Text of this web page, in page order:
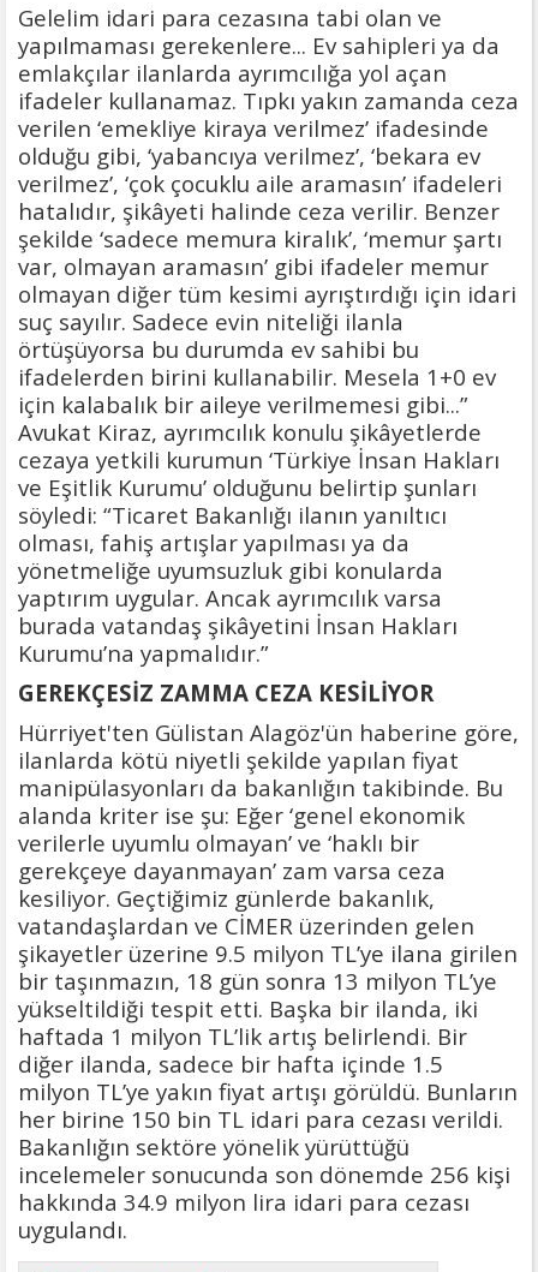
Gelelim idari para cezasına tabi olan ve
yapılmaması gerekenlere... Ev sahipleri ya da
emlakçılar ilanlarda ayrımcılığa yol açan
ifadeler kullanamaz. Tıpkı yakın zamanda ceza
verilen ‘emekliye kiraya verilmez’ ifadesinde
olduğu gibi, ‘yabancıya verilmez’, ‘bekara ev
verilmez’, ‘çok çocuklu aile aramasın’ ifadeleri
hatalıdır, şikâyeti halinde ceza verilir. Benzer
şekilde ‘sadece memura kiralık’, ‘memur şartı
var, olmayan aramasın’ gibi ifadeler memur
olmayan diğer tüm kesimi ayrıştırdığı için idari
suç sayılır. Sadece evin niteliği ilanla
örtüşüyorsa bu durumda ev sahibi bu
ifadelerden birini kullanabilir. Mesela 1+0 ev
için kalabalık bir aileye verilmemesi gibi...”
Avukat Kiraz, ayrımcılık konulu şikâyetlerde
cezaya yetkili kurumun ‘Türkiye İnsan Hakları
ve Eşitlik Kurumu’ olduğunu belirtip şunları
söyledi: “Ticaret Bakanlığı ilanın yanıltıcı
olması, fahiş artışlar yapılması ya da
yönetmeliğe uyumsuzluk gibi konularda
yaptırım uygular. Ancak ayrımcılık varsa
burada vatandaş şikâyetini İnsan Hakları
Kurumu’na yapmalıdır.”
GEREKÇESİZ ZAMMA CEZA KESİLİYOR
Hürriyet'ten Gülistan Alagöz'ün haberine göre,
ilanlarda kötü niyetli şekilde yapılan fiyat
manipülasyonları da bakanlığın takibinde. Bu
alanda kriter ise şu: Eğer ‘genel ekonomik
verilerle uyumlu olmayan’ ve ‘haklı bir
gerekçeye dayanmayan’ zam varsa ceza
kesiliyor. Geçtiğimiz günlerde bakanlık,
vatandaşlardan ve CİMER üzerinden gelen
şikayetler üzerine 9.5 milyon TL’ye ilana girilen
bir taşınmazın, 18 gün sonra 13 milyon TL’ye
yükseltildiği tespit etti. Başka bir ilanda, iki
haftada 1 milyon TL’lik artış belirlendi. Bir
diğer ilanda, sadece bir hafta içinde 1.5
milyon TL’ye yakın fiyat artışı görüldü. Bunların
her birine 150 bin TL idari para cezası verildi.
Bakanlığın sektöre yönelik yürüttüğü
incelemeler sonucunda son dönemde 256 kişi
hakkında 34.9 milyon lira idari para cezası
uygulandı.